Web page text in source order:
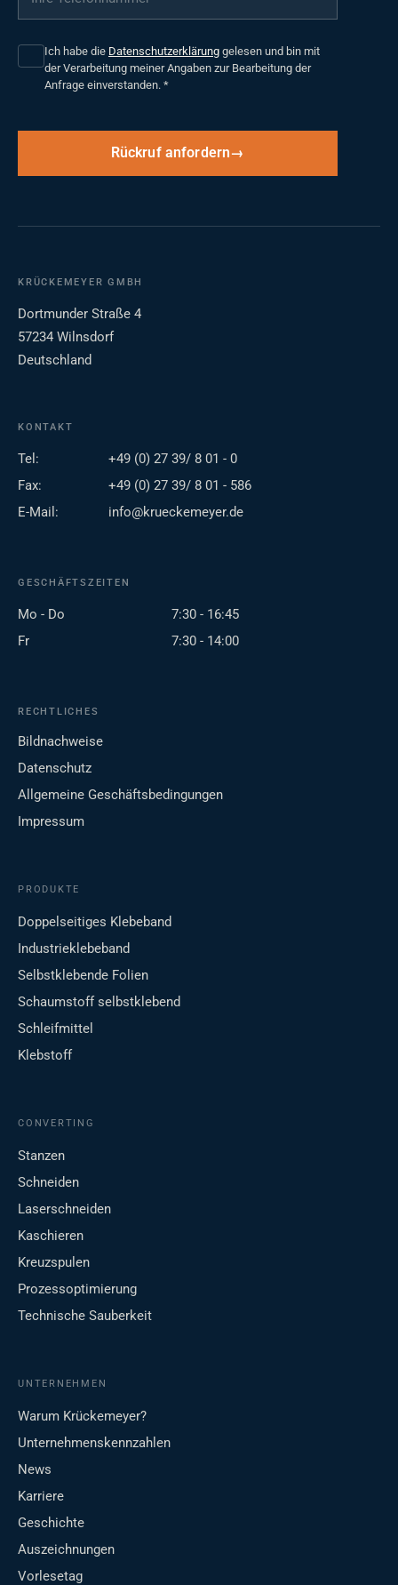
Ich habe die Datenschutzerklärung gelesen und bin mit
der Verarbeitung meiner Angaben zur Bearbeitung der
Anfrage einverstanden. *
Rückruf anfordern
KRÜCKEMEYER GMBH
Dortmunder Straße 4
57234 Wilnsdorf
Deutschland
KONTAKT
Tel:
+49 (0) 27 39/ 8 01 - 0
Fax:
+49 (0) 27 39/ 8 01 - 586
E-Mail:
info@krueckemeyer.de
GESCHÄFTSZEITEN
Mo - Do
7:30 - 16:45
Fr
7:30 - 14:00
RECHTLICHES
Bildnachweise
Datenschutz
Allgemeine Geschäftsbedingungen
Impressum
PRODUKTE
Doppelseitiges Klebeband
Industrieklebeband
Selbstklebende Folien
Schaumstoff selbstklebend
Schleifmittel
Klebstoff
CONVERTING
Stanzen
Schneiden
Laserschneiden
Kaschieren
Kreuzspulen
Prozessoptimierung
Technische Sauberkeit
UNTERNEHMEN
Warum Krückemeyer?
Unternehmenskennzahlen
News
Karriere
Geschichte
Auszeichnungen
Vorlesetag